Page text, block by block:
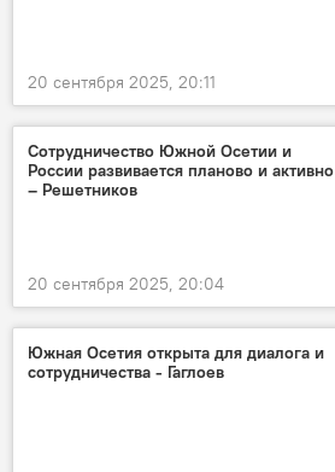
20 сентября 2025, 20:11
Сотрудничество Южной Осетии и
России развивается планово и активно
– Решетников
20 сентября 2025, 20:04
Южная Осетия открыта для диалога и
сотрудничества - Гаглоев